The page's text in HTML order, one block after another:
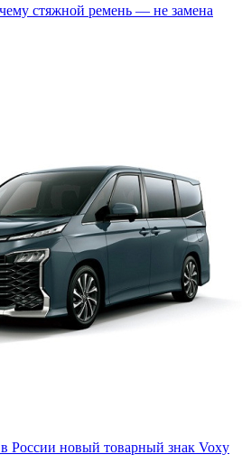
стяжной ремень — не замена
в России новый товарный знак Voxy